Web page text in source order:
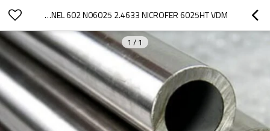
INCONEL 602 N06025 2.4633 NICROFER 6025HT VDM أنبوب سبائك النيكل
1
/
1